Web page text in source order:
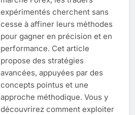
expérimentés cherchent sans
cesse à affiner leurs méthodes
pour gagner en précision et en
performance. Cet article
propose des stratégies
avancées, appuyées par des
concepts pointus et une
approche méthodique. Vous y
découvrirez comment exploiter